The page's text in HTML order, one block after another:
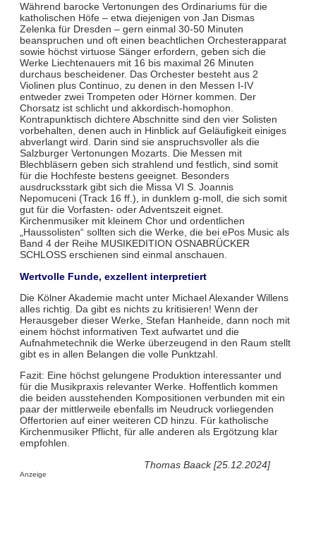
Während barocke Vertonungen des Ordinariums für die
katholischen Höfe – etwa diejenigen von Jan Dismas
Zelenka für Dresden – gern einmal 30-50 Minuten
beanspruchen und oft einen beachtlichen Orchesterapparat
sowie höchst virtuose Sänger erfordern, geben sich die
Werke Liechtenauers mit 16 bis maximal 26 Minuten
durchaus bescheidener. Das Orchester besteht aus 2
Violinen plus Continuo, zu denen in den Messen I-IV
entweder zwei Trompeten oder Hörner kommen. Der
Chorsatz ist schlicht und akkordisch-homophon.
Kontrapunktisch dichtere Abschnitte sind den vier Solisten
vorbehalten, denen auch in Hinblick auf Geläufigkeit einiges
abverlangt wird. Darin sind sie anspruchsvoller als die
Salzburger Vertonungen Mozarts. Die Messen mit
Blechbläsern geben sich strahlend und festlich, sind somit
für die Hochfeste bestens geeignet. Besonders
ausdrucksstark gibt sich die Missa VI S. Joannis
Nepomuceni (Track 16 ff.), in dunklem g-moll, die sich somit
gut für die Vorfasten- oder Adventszeit eignet.
Kirchenmusiker mit kleinem Chor und ordentlichen
„Haussolisten“ sollten sich die Werke, die bei ePos Music als
Band 4 der Reihe MUSIKEDITION OSNABRÜCKER
SCHLOSS erschienen sind einmal anschauen.
Wertvolle Funde, exzellent interpretiert
Die Kölner Akademie macht unter Michael Alexander Willens
alles richtig. Da gibt es nichts zu kritisieren! Wenn der
Herausgeber dieser Werke, Stefan Hanheide, dann noch mit
einem höchst informativen Text aufwartet und die
Aufnahmetechnik die Werke überzeugend in den Raum stellt
gibt es in allen Belangen die volle Punktzahl.
Fazit: Eine höchst gelungene Produktion interessanter und
für die Musikpraxis relevanter Werke. Hoffentlich kommen
die beiden ausstehenden Kompositionen verbunden mit ein
paar der mittlerweile ebenfalls im Neudruck vorliegenden
Offertorien auf einer weiteren CD hinzu. Für katholische
Kirchenmusiker Pflicht, für alle anderen als Ergötzung klar
empfohlen.
Thomas Baack [25.12.2024]
Anzeige